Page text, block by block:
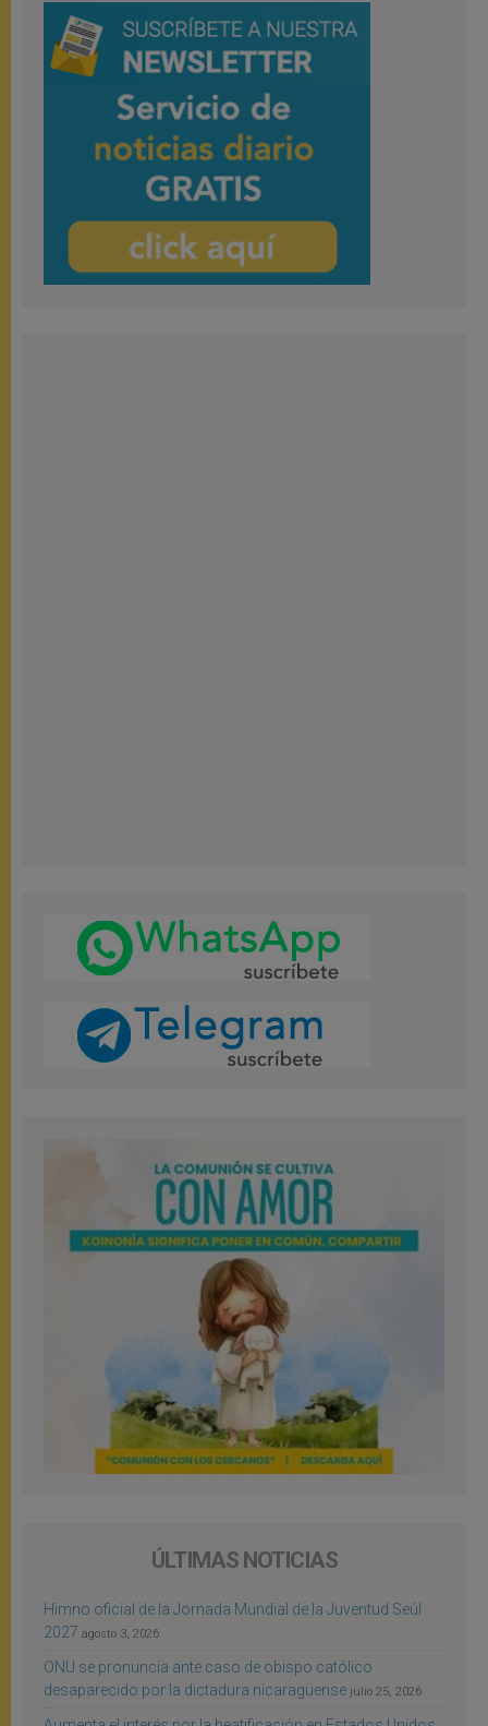
ÚLTIMAS NOTICIAS
Himno oficial de la Jornada Mundial de la Juventud Seúl
2027 agosto 3, 2026
ONU se pronuncia ante caso de obispo católico
desaparecido por la dictadura nicaragüense julio 25, 2026